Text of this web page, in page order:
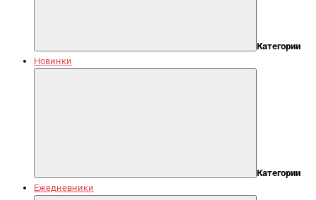
Категории
Новинки
Категории
Ежедневники